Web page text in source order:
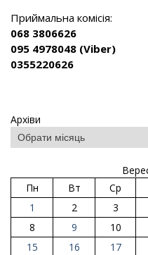
Приймальна комісія:
068 3806626
095 4978048 (Viber)
0355220626
Архіви
Пн
Вт Ср
1
2 3
8
9 10
15
16 17